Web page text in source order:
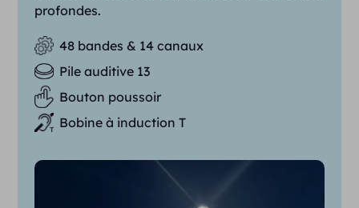
profondes.
48 bandes & 14 canaux
Pile auditive 13
Bouton poussoir
Bobine à induction T